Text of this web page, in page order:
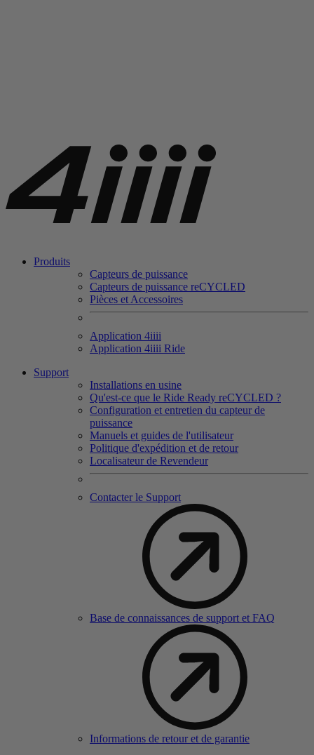
Produits
Capteurs de puissance
Capteurs de puissance reCYCLED
Pièces et Accessoires
Application 4iiii
Application 4iiii Ride
Support
Installations en usine
Qu'est-ce que le Ride Ready reCYCLED ?
Configuration et entretien du capteur de
puissance
Manuels et guides de l'utilisateur
Politique d'expédition et de retour
Localisateur de Revendeur
Contacter le Support
Base de connaissances de support et FAQ
Informations de retour et de garantie